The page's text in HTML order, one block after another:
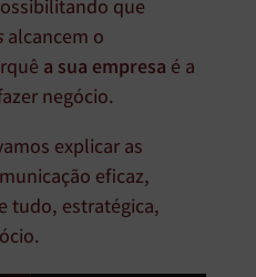
que
alcancem o
a sua empresa é a
negócio.
explicar as
eficaz,
tudo, estratégica,